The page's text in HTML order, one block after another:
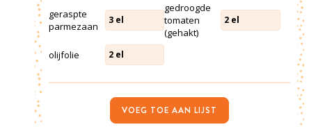
geraspte
parmezaan
3 el
gedroogde
tomaten
(gehakt)
2 el
olijfolie 2 el
VOEG TOE AAN LIJST